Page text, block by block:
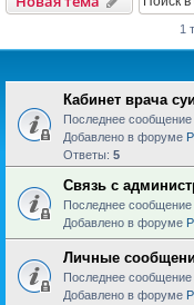
1
Кабинет врача
Последнее сообщение
Добавлено в форуме
Ответы: 5
Связь с
Последнее сообщение
Добавлено в форуме
Личные
Последнее сообщение
Добавлено в форуме